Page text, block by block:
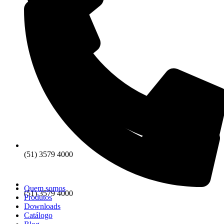
(51) 3579 4000
(51) 3579 4000
Quem somos
Produtos
Downloads
Catálogo